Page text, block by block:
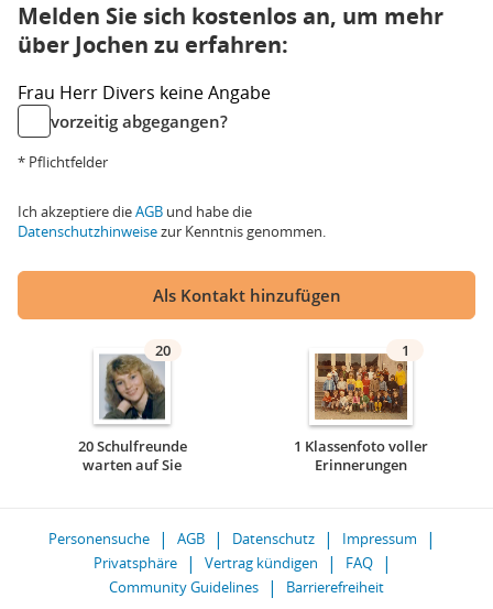
Melden Sie sich kostenlos an, um mehr
über Jochen zu erfahren:
Frau Herr Divers keine Angabe
vorzeitig abgegangen?
* Pflichtfelder
Ich akzeptiere dieAGB und habe die
Datenschutzhinweisezur Kenntnis genommen.
Als Kontakt hinzufügen
20
20 Schulfreunde
warten auf Sie
1
1 Klassenfoto voller
Erinnerungen
Personensuche AGB Datenschutz
Impressum
Privatsphäre
Vertrag kündigen
FAQ
Community Guidelines
Barrierefreiheit